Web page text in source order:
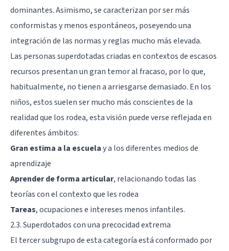
dominantes. Asimismo, se caracterizan por ser más
conformistas y menos espontáneos, poseyendo una
integración de las normas y reglas mucho más elevada.
Las personas superdotadas criadas en contextos de escasos
recursos presentan un gran temor al fracaso, por lo que,
habitualmente, no tienen a arriesgarse demasiado. En los
niños, estos suelen ser mucho más conscientes de la
realidad que los rodea, esta visión puede verse reflejada en
diferentes ámbitos:
Gran estima a la escuelay a los diferentes medios de
aprendizaje
Aprender de forma articular, relacionando todas las
teorías con el contexto que les rodea
Tareas, ocupaciones e intereses menos infantiles.
2.3. Superdotados con una precocidad extrema
El tercer subgrupo de esta categoría está conformado por